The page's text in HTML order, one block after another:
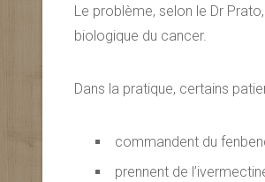
Le problème, selon le Dr
biologique du cancer.
Dans la pratique, certains
commandent du
prennent de